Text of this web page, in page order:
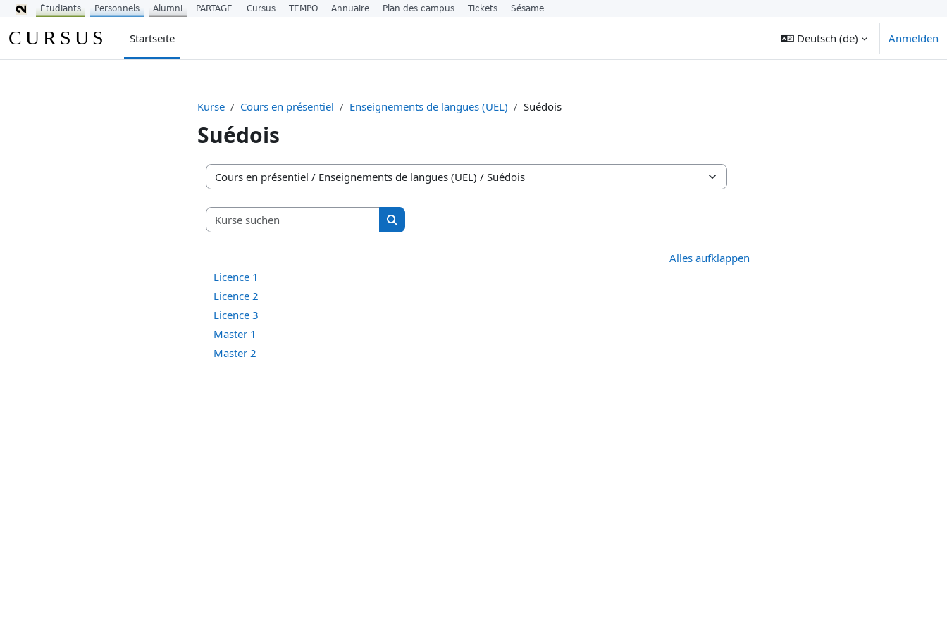
CURSUS Startseite Deutsch ‎(de)‎ Anmelden
Kurse Cours en présentiel Enseignements de langues (UEL) Suédois
Suédois
Kursbereiche
Kurse suchen
Kurse suchen
Alles aufklappen
Licence 1
Licence 2
Licence 3
Master 1
Master 2
Étudiants Personnels Alumni PARTAGE Cursus TEMPO Annuaire Plan des campus Tickets Sésame